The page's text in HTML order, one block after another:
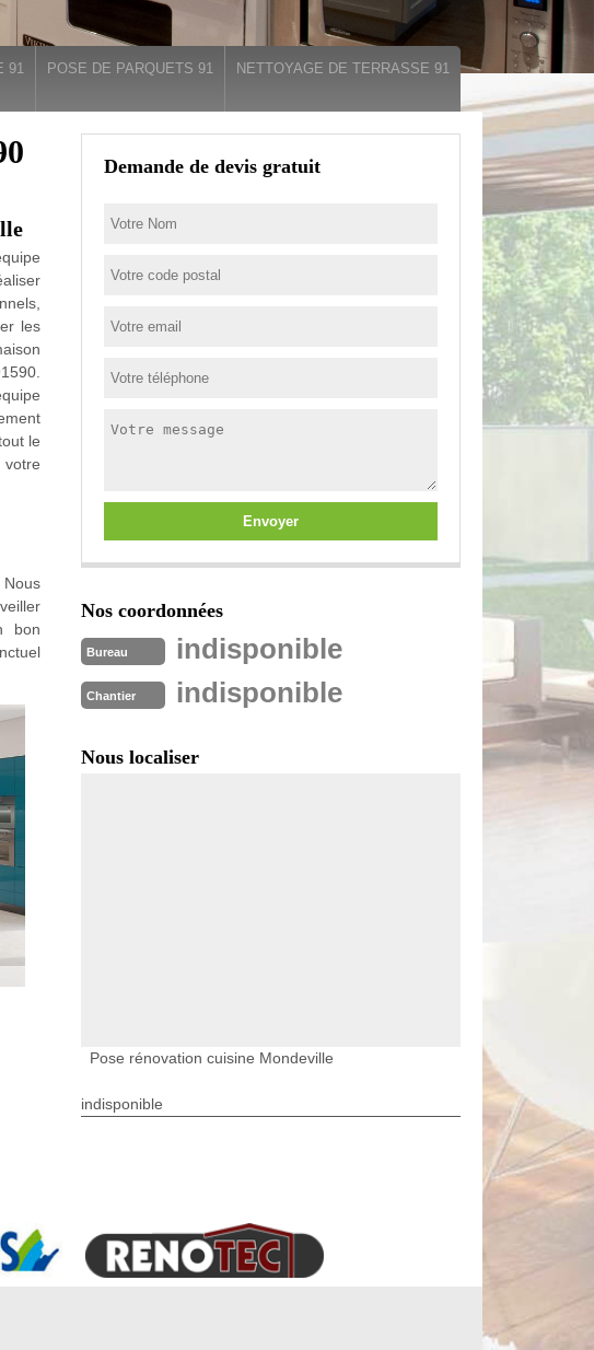
91 POSE DE PARQUETS 91 NETTOYAGE DE TERRASSE 91
les
le
Nous
bon
Demande de devis gratuit
Nos coordonnées
Bureau indisponible
Chantier indisponible
Nous localiser
Pose rénovation cuisine Mondeville
indisponible